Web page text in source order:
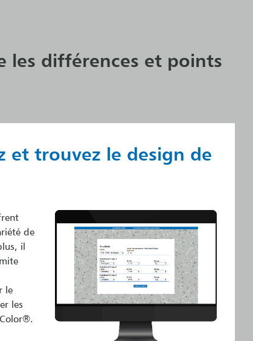
les différences et points
et trouvez le design de
de
il
le
les